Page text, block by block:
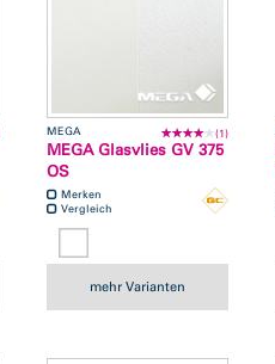
MEGA (1)
MEGA Glasvlies GV 375
OS
Merken
Vergleich
mehr Varianten